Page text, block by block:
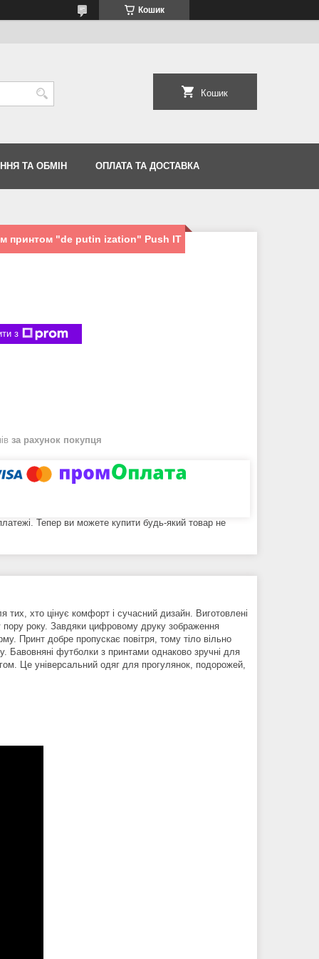
Кошик
Кошик
ТА ОБМІН ОПЛАТА ТА ДОСТАВКА
принтом "de putin ization" Push IT
з
за рахунок покупця
Тепер ви можете купити будь-який товар не
тих, хто цінує комфорт і сучасний дизайн. Виготовлені
пору року. Завдяки цифровому друку зображення
Принт добре пропускає повітря, тому тіло вільно
Бавовняні футболки з принтами однаково зручні для
Це універсальний одяг для прогулянок, подорожей,